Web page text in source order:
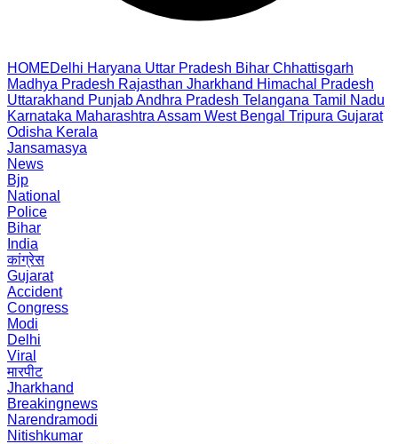
HOMEDelhi Haryana Uttar Pradesh Bihar Chhattisgarh
Madhya Pradesh Rajasthan Jharkhand Himachal Pradesh
Uttarakhand PunjabAndhra Pradesh Telangana Tamil Nadu
Karnataka Maharashtra Assam West Bengal Tripura Gujarat
Odisha Kerala
Jansamasya
News
Bjp
National
Police
Bihar
India
कांग्रेस
Gujarat
Accident
Congress
Modi
Delhi
Viral
मारपीट
Jharkhand
Breakingnews
Narendramodi
Nitishkumar